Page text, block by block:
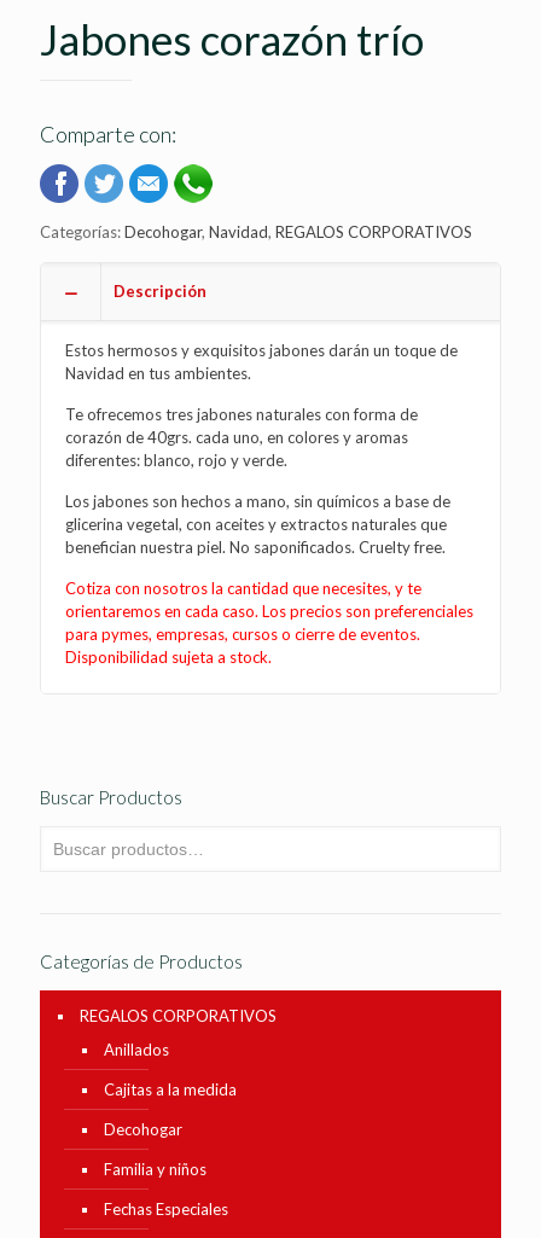
Jabones corazón trío
Comparte con:
Categorías:Decohogar, Navidad, REGALOS CORPORATIVOS
Descripción
Estos hermosos y exquisitos jabones darán un toque de
Navidad en tus ambientes.
Te ofrecemos tres jabones naturales con forma de
corazón de 40grs. cada uno, en colores y aromas
diferentes: blanco, rojo y verde.
Los jabones son hechos a mano, sin químicos a base de
glicerina vegetal, con aceites y extractos naturales que
benefician nuestra piel. No saponificados. Cruelty free.
Cotiza con nosotros la cantidad que necesites, y te
orientaremos en cada caso. Los precios son preferenciales
para pymes, empresas, cursos o cierre de eventos.
Disponibilidad sujeta a stock.
Buscar Productos
Categorías de Productos
REGALOS CORPORATIVOS
Anillados
Cajitas a la medida
Decohogar
Familia y niños
Fechas Especiales